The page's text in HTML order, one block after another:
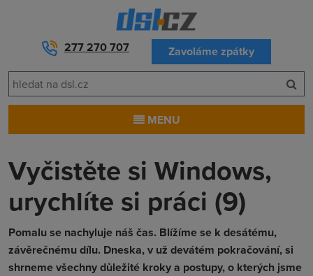
277 270 707 Zavoláme zpátky
MENU
Vyčistěte si Windows,
urychlíte si práci (9)
Pomalu se nachyluje náš čas. Blížíme se k desátému,
závěrečnému dílu. Dneska, v už devátém pokračování, si
shrneme všechny důležité kroky a postupy, o kterých jsme